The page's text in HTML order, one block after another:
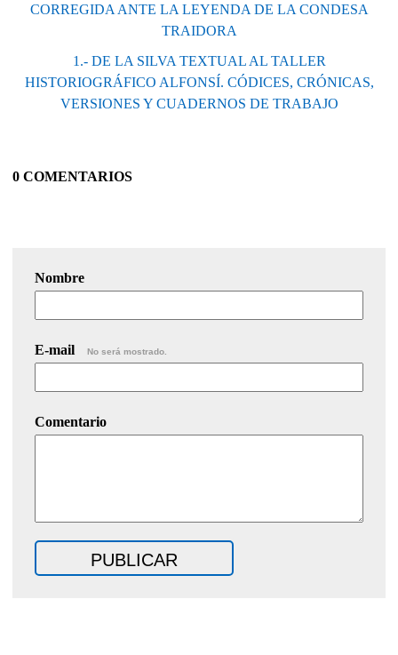
CORREGIDA ANTE LA LEYENDA DE LA CONDESA
TRAIDORA
1.- DE LA SILVA TEXTUAL AL TALLER
HISTORIOGRÁFICO ALFONSÍ. CÓDICES, CRÓNICAS,
VERSIONES Y CUADERNOS DE TRABAJO
0 COMENTARIOS
Nombre
E-mail No será mostrado.
Comentario